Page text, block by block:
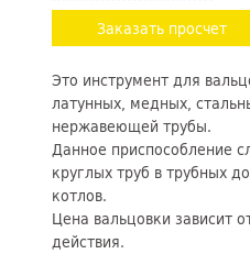
Заказать просчет
Это инструмент для
латунных, медных,
нержавеющей трубы.
Данное приспособление
круглых труб в трубных
котлов.
Цена вальцовки зависит
действия.